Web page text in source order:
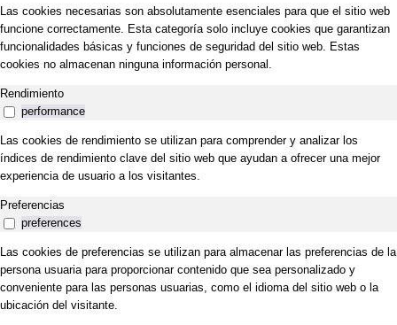
Las cookies necesarias son absolutamente esenciales para que el sitio web
funcione correctamente. Esta categoría solo incluye cookies que garantizan
funcionalidades básicas y funciones de seguridad del sitio web. Estas
cookies no almacenan ninguna información personal.
Rendimiento
performance
Las cookies de rendimiento se utilizan para comprender y analizar los
índices de rendimiento clave del sitio web que ayudan a ofrecer una mejor
experiencia de usuario a los visitantes.
Preferencias
preferences
Las cookies de preferencias se utilizan para almacenar las preferencias de la
persona usuaria para proporcionar contenido que sea personalizado y
conveniente para las personas usuarias, como el idioma del sitio web o la
ubicación del visitante.